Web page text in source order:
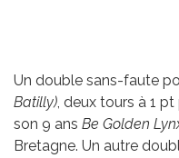
Un double sans-faute
Batilly), deux tours à 1
son 9 ans Be Golden
Bretagne. Un autre